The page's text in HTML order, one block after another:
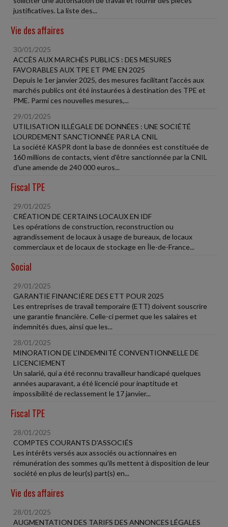
justificatives. La liste des...
Vie des affaires
30/01/2025
ACCÈS AUX MARCHÉS PUBLICS : DES MESURES
FAVORABLES AUX TPE ET PME EN 2025
Depuis le 1er janvier 2025, des mesures facilitant l'accès aux
marchés publics ont été instaurées à destination des TPE et
PME. Parmi ces nouvelles mesures,...
29/01/2025
UTILISATION ILLÉGALE DE DONNÉES : UNE SOCIÉTÉ
LOURDEMENT SANCTIONNÉE PAR LA CNIL
La société KASPR dont la base de données est constituée de
160 millions de contacts, vient d'être sanctionnée par la CNIL
d'une amende de 240 000 euros...
Fiscal TPE
29/01/2025
CRÉATION DE CERTAINS LOCAUX EN IDF
Les opérations de construction, reconstruction ou
agrandissement de locaux à usage de bureaux, de locaux
commerciaux et de locaux de stockage en Île-de-France...
Social
29/01/2025
GARANTIE FINANCIÈRE DES ETT POUR 2025
Les entreprises de travail temporaire (ETT) doivent souscrire
une garantie financière. Celle-ci permet que les salaires et
indemnités dues, ainsi que les...
28/01/2025
MINORATION DE L'INDEMNITÉ CONVENTIONNELLE DE
LICENCIEMENT
Un salarié, qui a été reconnu travailleur handicapé quelques
années auparavant, a été licencié pour inaptitude et
impossibilité de reclassement le 17 janvier...
Fiscal TPE
28/01/2025
COMPTES COURANTS D'ASSOCIÉS
Les intérêts versés aux associés ou actionnaires en
rémunération des sommes qu'ils mettent à disposition de leur
société en plus de leur(s) part(s) en...
Vie des affaires
28/01/2025
AUGMENTATION DES TARIFS DES ANNONCES LÉGALES